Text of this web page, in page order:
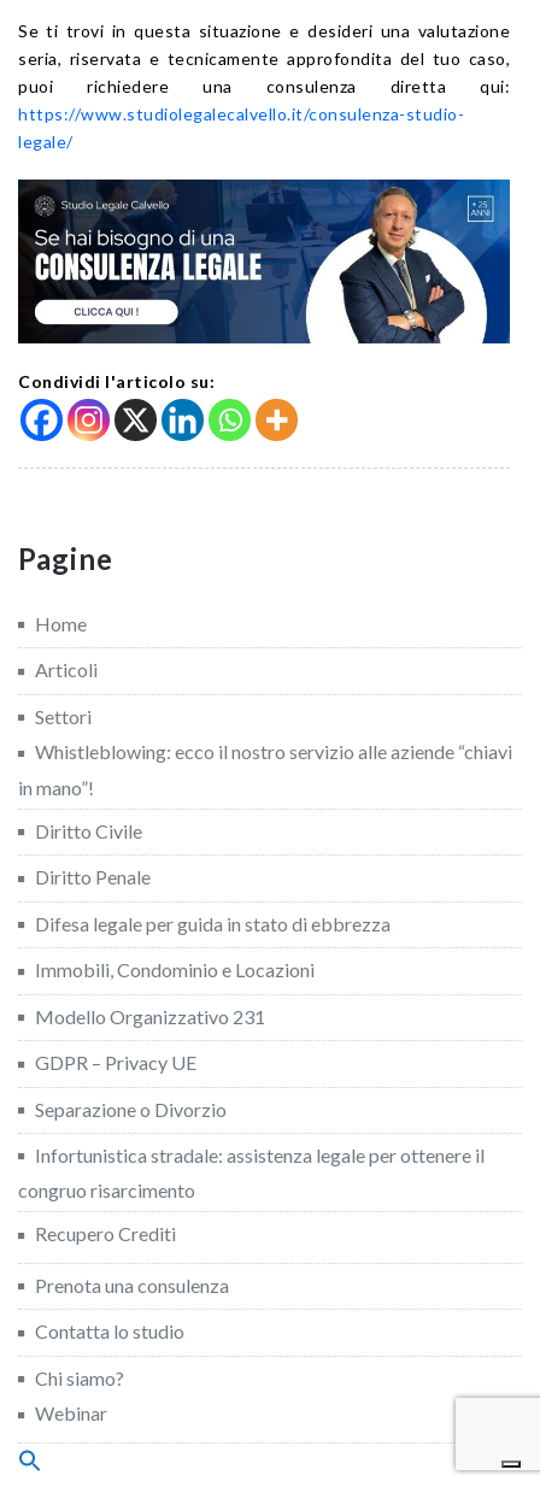
Se ti trovi in questa situazione e desideri una valutazione
seria, riservata e tecnicamente approfondita del tuo caso,
puoi richiedere una consulenza diretta qui:
https://www.studiolegalecalvello.it/consulenza-studio-
legale/
Condividi l'articolo su:
Pagine
Home
Articoli
Settori
Whistleblowing: ecco il nostro servizio alle aziende “chiavi
in mano”!
Diritto Civile
Diritto Penale
Difesa legale per guida in stato di ebbrezza
Immobili, Condominio e Locazioni
Modello Organizzativo 231
GDPR – Privacy UE
Separazione o Divorzio
Infortunistica stradale: assistenza legale per ottenere il
congruo risarcimento
Recupero Crediti
Prenota una consulenza
Contatta lo studio
Chi siamo?
Webinar
Search